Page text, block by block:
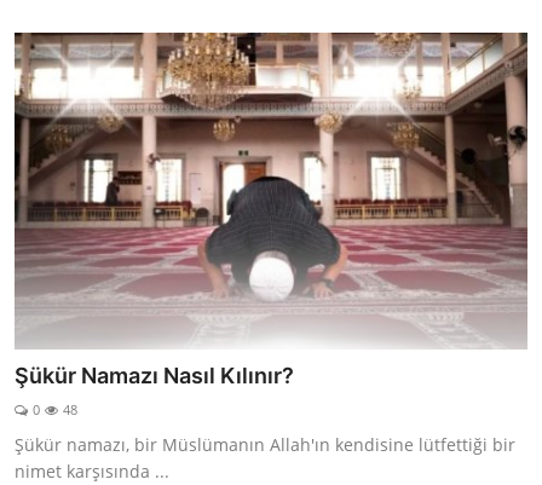
Şükür Namazı Nasıl Kılınır?
0 48
Şükür namazı, bir Müslümanın Allah'ın kendisine lütfettiği bir
nimet karşısında ...